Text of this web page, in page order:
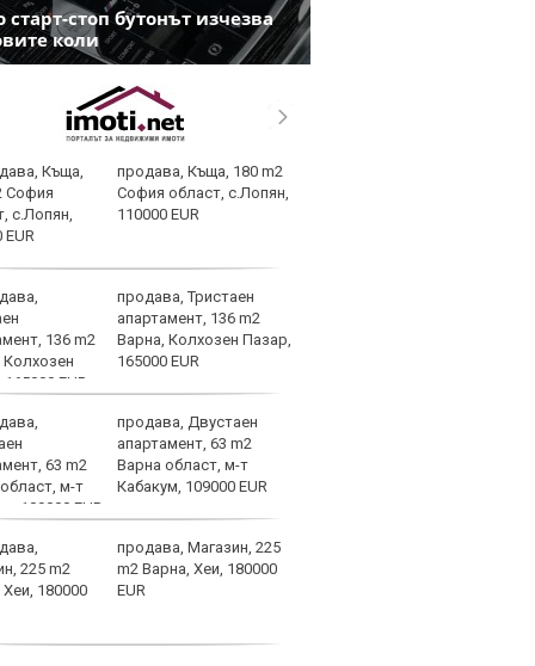
стоп бутонът изчезва
коли
продава, Къща, 180 m2
София област, с.Лопян,
110000 EUR
продава, Тристаен
апартамент, 136 m2
Варна, Колхозен Пазар,
165000 EUR
продава, Двустаен
апартамент, 63 m2
Варна област, м-т
Кабакум, 109000 EUR
продава, Магазин, 225
m2 Варна, Хеи, 180000
EUR